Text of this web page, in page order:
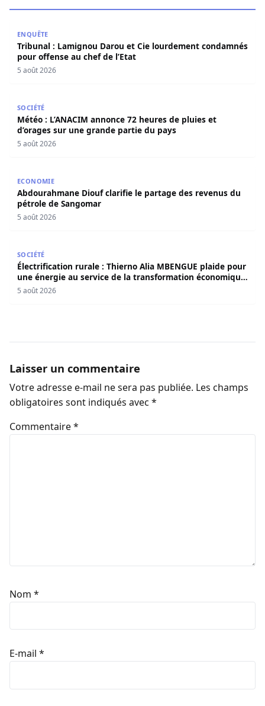
ENQUÊTE
Tribunal : Lamignou Darou et Cie lourdement condamnés
pour offense au chef de l’Etat
5 août 2026
SOCIÉTÉ
Météo : L’ANACIM annonce 72 heures de pluies et
d’orages sur une grande partie du pays
5 août 2026
ECONOMIE
Abdourahmane Diouf clarifie le partage des revenus du
pétrole de Sangomar
5 août 2026
SOCIÉTÉ
Électrification rurale : Thierno Alia MBENGUE plaide pour
une énergie au service de la transformation économique
et sociale du Sénégal
5 août 2026
Laisser un commentaire
Votre adresse e-mail ne sera pas publiée. Les champs
obligatoires sont indiqués avec *
Commentaire*
Nom *
E-mail *